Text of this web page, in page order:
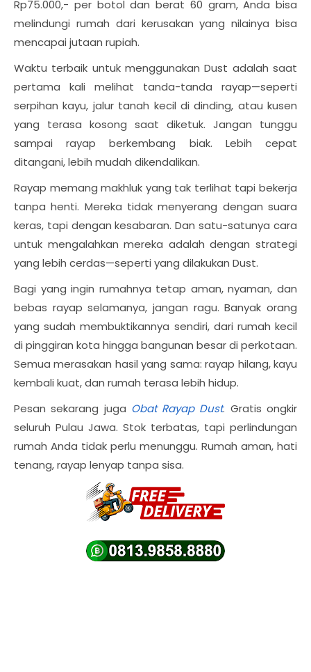
Rp75.000,- per botol dan berat 60 gram, Anda bisa
melindungi rumah dari kerusakan yang nilainya bisa
mencapai jutaan rupiah.
Waktu terbaik untuk menggunakan Dust adalah saat
pertama kali melihat tanda-tanda rayap—seperti
serpihan kayu, jalur tanah kecil di dinding, atau kusen
yang terasa kosong saat diketuk. Jangan tunggu
sampai rayap berkembang biak. Lebih cepat
ditangani, lebih mudah dikendalikan.
Rayap memang makhluk yang tak terlihat tapi bekerja
tanpa henti. Mereka tidak menyerang dengan suara
keras, tapi dengan kesabaran. Dan satu-satunya cara
untuk mengalahkan mereka adalah dengan strategi
yang lebih cerdas—seperti yang dilakukan Dust.
Bagi yang ingin rumahnya tetap aman, nyaman, dan
bebas rayap selamanya, jangan ragu. Banyak orang
yang sudah membuktikannya sendiri, dari rumah kecil
di pinggiran kota hingga bangunan besar di perkotaan.
Semua merasakan hasil yang sama: rayap hilang, kayu
kembali kuat, dan rumah terasa lebih hidup.
Pesan sekarang juga Obat Rayap Dust. Gratis ongkir
seluruh Pulau Jawa. Stok terbatas, tapi perlindungan
rumah Anda tidak perlu menunggu. Rumah aman, hati
tenang, rayap lenyap tanpa sisa.